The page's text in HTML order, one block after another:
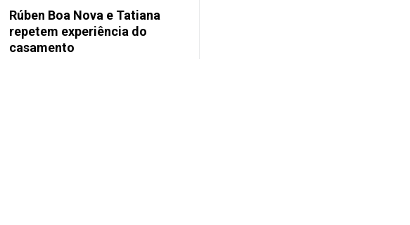
Rúben Boa Nova e Tatiana
repetem experiência do
casamento